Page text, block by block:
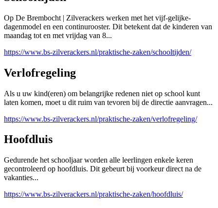
Op De Brembocht | Zilverackers werken met het vijf-gelijke-
dagenmodel en een continurooster. Dit betekent dat de kinderen van
maandag tot en met vrijdag van 8...
https://www.bs-zilverackers.nl/praktische-zaken/schooltijden/
Verlofregeling
Als u uw kind(eren) om belangrijke redenen niet op school kunt
laten komen, moet u dit ruim van tevoren bij de directie aanvragen...
https://www.bs-zilverackers.nl/praktische-zaken/verlofregeling/
Hoofdluis
Gedurende het schooljaar worden alle leerlingen enkele keren
gecontroleerd op hoofdluis. Dit gebeurt bij voorkeur direct na de
vakanties...
https://www.bs-zilverackers.nl/praktische-zaken/hoofdluis/